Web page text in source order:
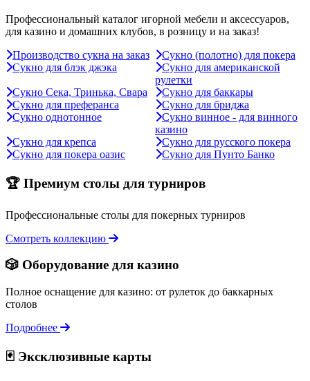
Профессиональный каталог игорной мебели и аксессуаров,
для казино и домашних клубов, в розницу и на заказ!
Производство сукна на заказ
Сукно (полотно) для покера
Сукно для блэк джэка
Сукно для американской
рулетки
Сукно Сека, Тринька, Свара
Сукно для баккары
Сукно для преферанса
Сукно для бриджа
Сукно однотонное
Сукно винное - для винного
казино
Сукно для крепса
Сукно для русского покера
Сукно для покера оазис
Сукно для Пунто Банко
🏆 Премиум столы для турниров
Профессиональные столы для покерных турниров
Смотреть коллекцию
🎲 Оборудование для казино
Полное оснащение для казино: от рулеток до баккарных
столов
Подробнее
🃏 Эксклюзивные карты